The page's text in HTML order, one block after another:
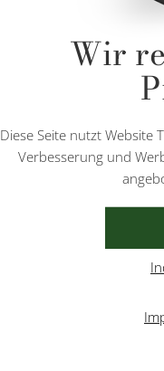
Wir
Diese Seite nutzt Website
Verbesserung und